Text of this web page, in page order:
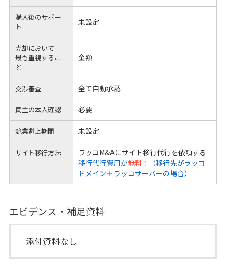
購入後のサポー
ト
未設定
売却において
最も重視するこ
と
金額
交渉審査 全て自動承認
買主の本人確認 必要
競業避止期間 未設定
サイト移行方法
ラッコM&Aにサイト移行代行を依頼する
移行代行費用が無料！（移行先がラッコ
ドメイン＋ラッコサーバーの場合）
エビデンス・補足資料
添付資料なし